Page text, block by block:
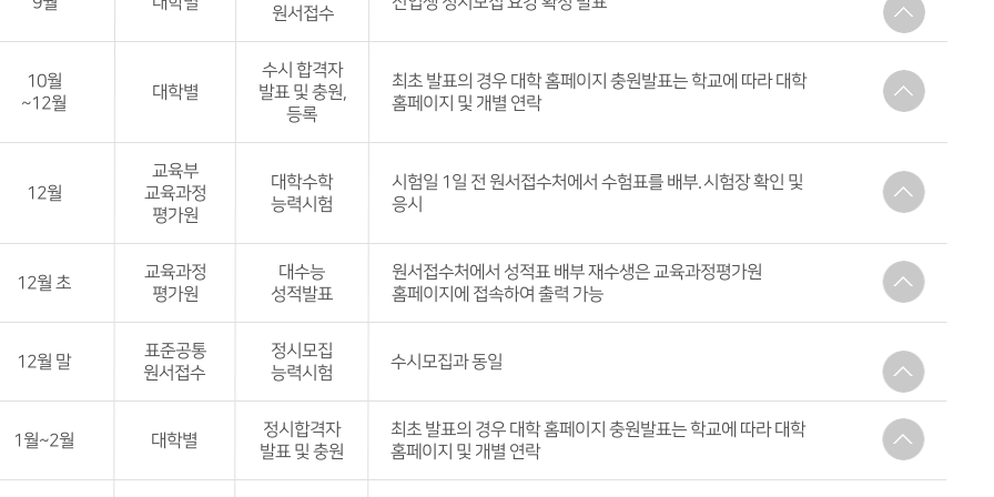
접수
원서비 납부를 완료해야 접수 완료
원서접수
발표 세부 내용
신입생 모집과 관련한 모든 사항 확인 가능
비교
수시모집에서 미충원되어 이월되는 인원인 있으므로 최종
모집인원은 정시 원서 접수 전 대학 홈페이지에서 반드시 다시
10월
~12월
대학별
수시 합격자
발표 및 충원,
등록
최초 발표의 경우 대학 홈페이지 충원발표는 학교에 따라 대학
홈페이지 및 개별 연락
발표 세부 내용
충원합격의 경우 일정 횟수 이상 전화연락이 되지 않으면
등록을 포기한 것으로 간주하니 유의
비교
최종등록금은 1월말~2월초 납부
12월
교육부
교육과정
평가원
대학수학
능력시험
시험일 1일 전 원서접수처에서 수험표를 배부. 시험장 확인 및
응시
비교
한국사 미응시할 경우 모든 시험 무효 처리
12월 초
교육과정
평가원
대수능
성적발표
원서접수처에서 성적표 배부 재수생은 교육과정평가원
홈페이지에 접속하여 출력 가능
표준점수, 백분위, 등급 표기
12월 말
표준공통
원서접수
정시모집
능력시험
수시모집과 동일
발표 세부 내용
원서접수 사이트에서 대학별로 원서 접수
비교
수시 이월 인원을 포함한 최종 모집인원 재확인 필수
1월~2월 대학별
정시합격자
발표 및 충원
최초 발표의 경우 대학 홈페이지 충원발표는 학교에 따라 대학
홈페이지 및 개별 연락